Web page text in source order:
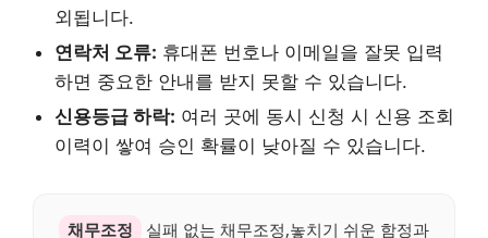
외됩니다.
연락처 오류: 휴대폰 번호나 이메일을 잘못 입력
하면 중요한 안내를 받지 못할 수 있습니다.
신용등급 하락: 여러 곳에 동시 신청 시 신용 조회
이력이 쌓여 승인 확률이 낮아질 수 있습니다.
채무조정
실패 없는 채무조정,놓치기 쉬운 함정과